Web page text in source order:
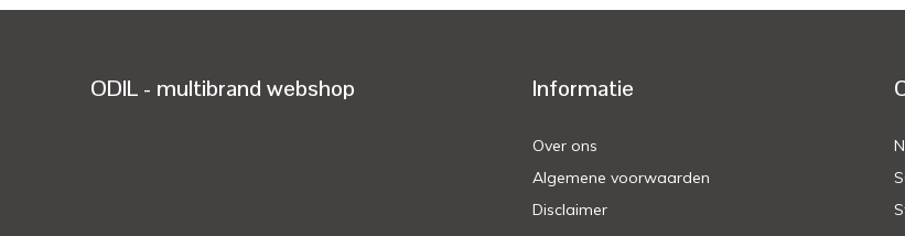
ODIL - multibrand webshop Informatie
Over ons
Algemene voorwaarden
Disclaimer